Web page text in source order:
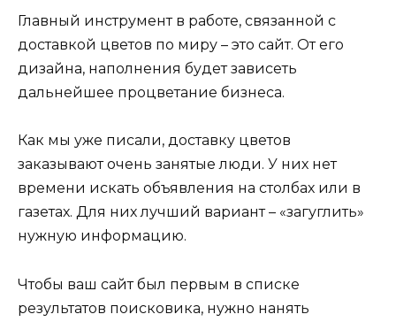
Главный инструмент в работе, связанной с
доставкой цветов по миру – это сайт. От его
дизайна, наполнения будет зависеть
дальнейшее процветание бизнеса.
Как мы уже писали, доставку цветов
заказывают очень занятые люди. У них нет
времени искать объявления на столбах или в
газетах. Для них лучший вариант – «загуглить»
нужную информацию.
Чтобы ваш сайт был первым в списке
результатов поисковика, нужно нанять